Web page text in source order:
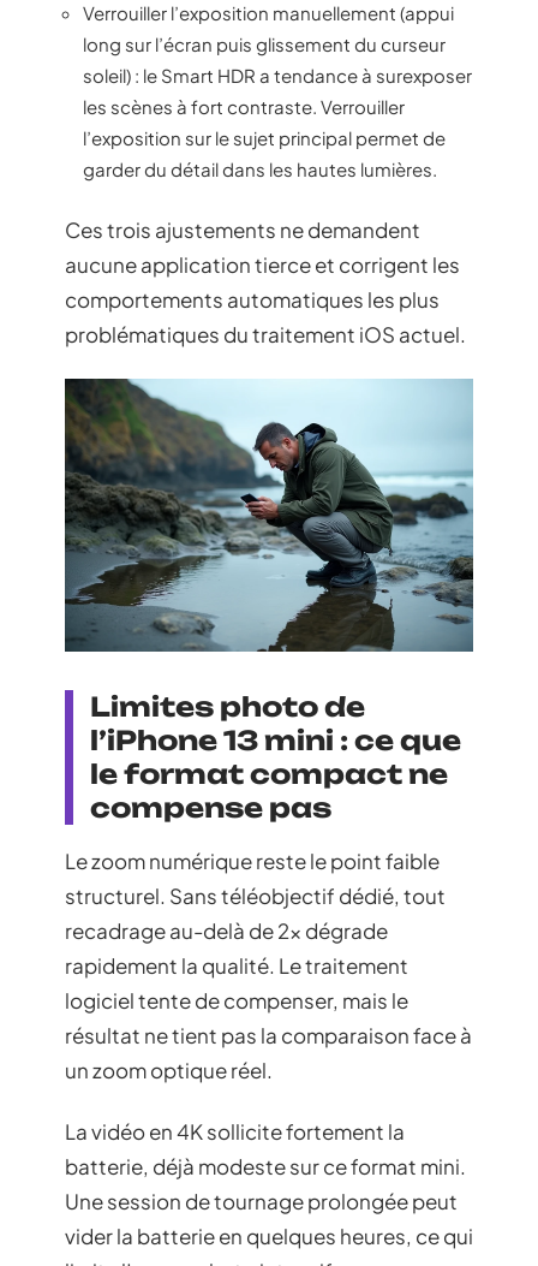
Verrouiller l’exposition manuellement (appui
long sur l’écran puis glissement du curseur
soleil) : le Smart HDR a tendance à surexposer
les scènes à fort contraste. Verrouiller
l’exposition sur le sujet principal permet de
garder du détail dans les hautes lumières.
Ces trois ajustements ne demandent
aucune application tierce et corrigent les
comportements automatiques les plus
problématiques du traitement iOS actuel.
Limites photo de
l’iPhone 13 mini : ce que
le format compact ne
compense pas
Le zoom numérique reste le point faible
structurel. Sans téléobjectif dédié, tout
recadrage au-delà de 2x dégrade
rapidement la qualité. Le traitement
logiciel tente de compenser, mais le
résultat ne tient pas la comparaison face à
un zoom optique réel.
La vidéo en 4K sollicite fortement la
batterie, déjà modeste sur ce format mini.
Une session de tournage prolongée peut
vider la batterie en quelques heures, ce qui